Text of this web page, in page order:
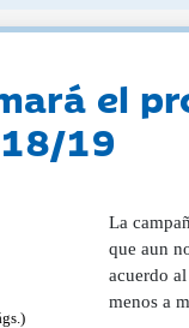
el
19
La
que aun
acuerdo
menos a